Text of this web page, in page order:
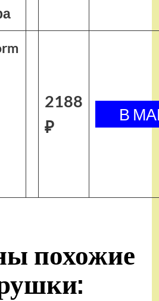
2188
₽
похожие